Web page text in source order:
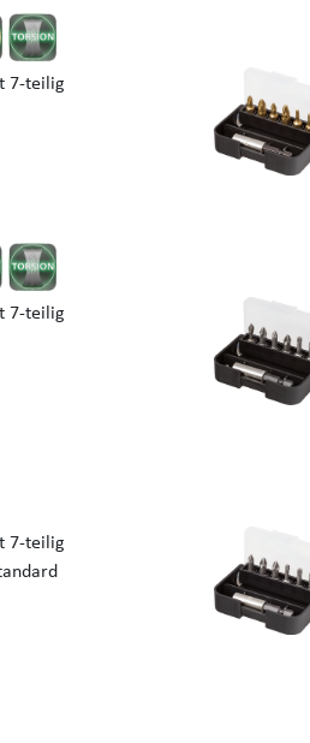
7-teilig
7-teilig
7-teilig